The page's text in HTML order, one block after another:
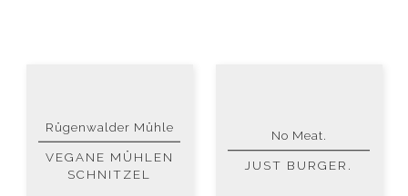
Rügenwalder Mühle
VEGANE MÜHLEN
SCHNITZEL
No Meat.
JUST BURGER.